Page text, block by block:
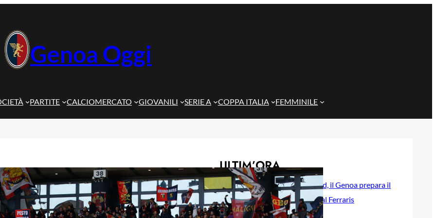
Genoa Oggi
PARTITE CALCIOMERCATO GIOVANILI SERIE A COPPA ITALIA FEMMINILE
ULTIM’ORA
Rientra Østigård, il Genoa prepara il
trittico di sfide al Ferraris
6 Agosto 2026